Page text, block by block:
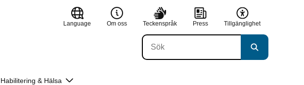
Language Om oss Teckenspråk Press Tillgänglighet
& Hälsa